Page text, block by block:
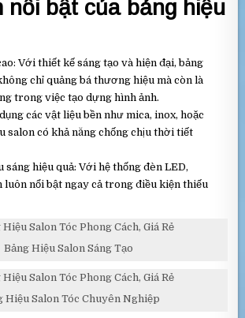
nổi bật của bảng hiệu
Với thiết kế sáng tạo và hiện đại, bảng
chỉ quảng bá thương hiệu mà còn là
trong việc tạo dựng hình ảnh.
các vật liệu bền như mica, inox, hoặc
salon có khả năng chống chịu thời tiết
sáng hiệu quả: Với hệ thống đèn LED,
luôn nổi bật ngay cả trong điều kiện thiếu
Bảng Hiệu Salon Sáng Tạo
Hiệu Salon Tóc Chuyên Nghiệp